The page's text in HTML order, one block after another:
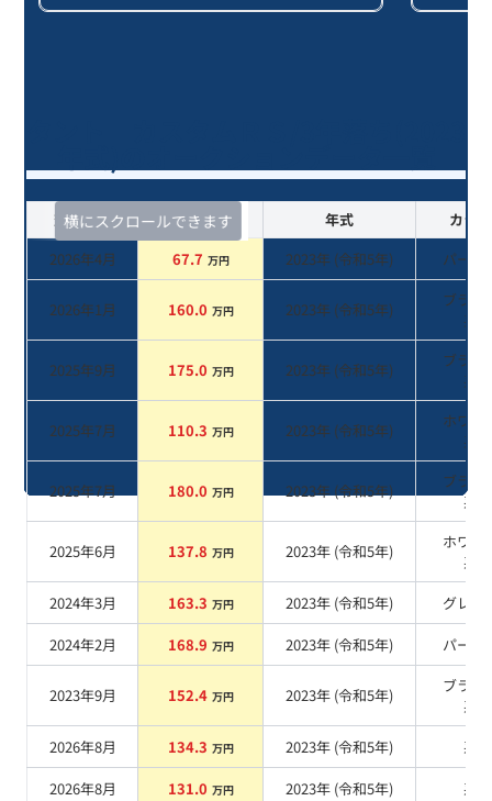
横にスクロールできます
査定時期 セルカ実績 年式
カラー
2026年4月
67.7 万円 2023年 (令和5年) パール
2026年1月 160.0 万円 2023年 (令和5年)
ブラッ
系
2025年9月 175.0 万円 2023年 (令和5年)
ブラッ
系
2025年7月 110.3 万円 2023年 (令和5年)
ホワイ
系
2025年7月 180.0 万円 2023年 (令和5年)
ブラッ
系
2025年6月 137.8 万円 2023年 (令和5年)
ホワイ
系
2024年3月
163.3 万円 2023年 (令和5年) グレー
2024年2月
168.9 万円 2023年 (令和5年) パール
2023年9月 152.4 万円 2023年 (令和5年)
ブラッ
系
2026年8月
134.3 万円 2023年 (令和5年)
系
2026年8月
131.0 万円 2023年 (令和5年)
系